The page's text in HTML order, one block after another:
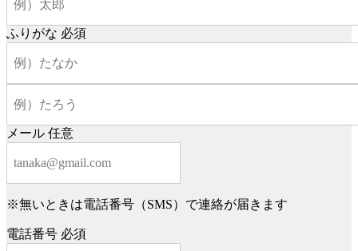
ふりがな 必須
メール 任意
※無いときは電話番号（SMS）で連絡が届きます
電話番号 必須